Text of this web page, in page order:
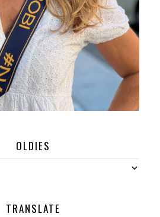
OLDIES
TRANSLATE